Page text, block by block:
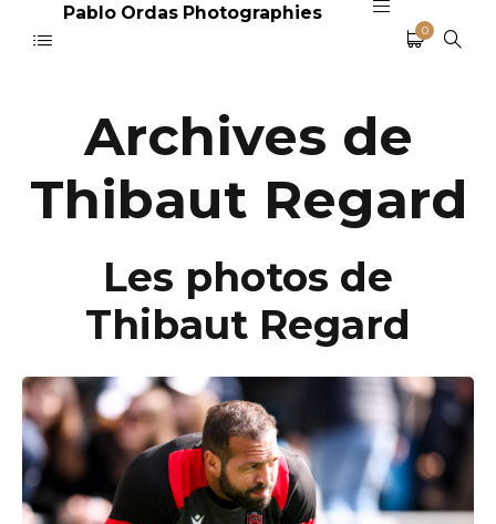
Pablo Ordas Photographies
0
Archives de
Thibaut Regard
Les photos de
Thibaut Regard